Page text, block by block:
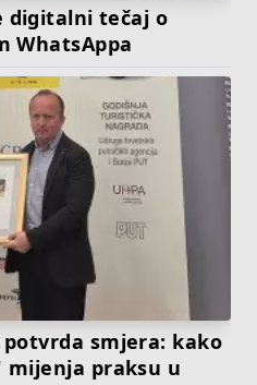
digitalni tečaj o
WhatsAppa
smjera: kako
mijenja praksu u